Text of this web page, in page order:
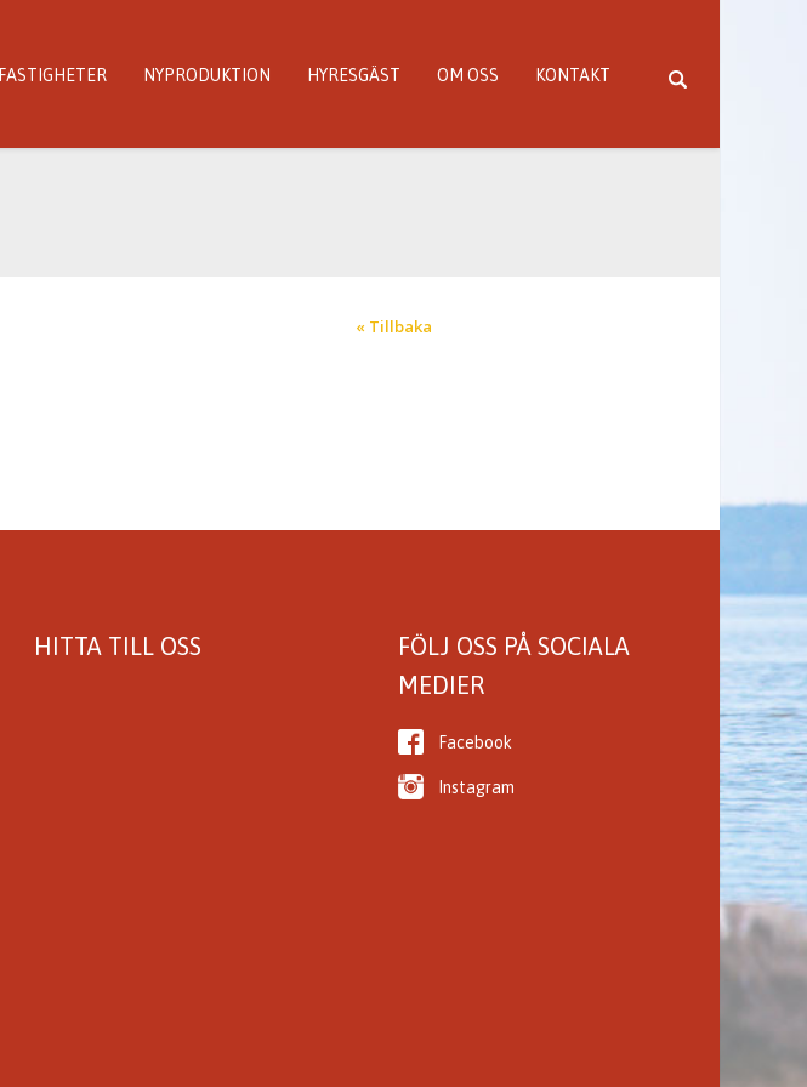
FASTIGHETER NYPRODUKTION HYRESGÄST OM OSS KONTAKT
« Tillbaka
HITTA TILL OSS
FÖLJ OSS PÅ SOCIALA
MEDIER
Facebook
Instagram